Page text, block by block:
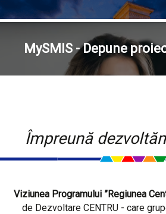
MySMIS - Depune
Împreună
Viziunea Programului ”Regiunea
de Dezvoltare CENTRU - care